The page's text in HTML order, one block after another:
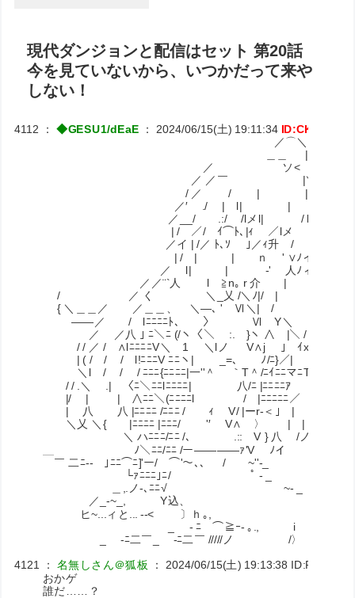
現代ダンジョンと配信はセット 第20話
今を見ていないから、いつかだって来や
しない！
4112 ：◆GESU1/dEaE ： 2024/06/15(土) 19:11:34 ID:CKuxpFn4
／⌒＼ ､
＿＿ | 〉
／ ソ<
／ ／￣ |＼
/ ／ / | | ＼
／′ ./ | l| | ＼
／__/ .:/ /lメl| / l |
￣| / ／/ ｲ⌒ﾄ､|ｨ ／lメ |
／イ | /／ ﾄ､ｿ ｣／ｨ升 / /
| / | | ｎ ' ∨ﾉ
／ l| | ゝ‐' 人ﾉィ
／／¨`人 l ≧n｡ r 介 | _rィ
/ ／ く ＼_乂 /＼ﾉ|/ | r( {
{ ＼＿＿／ ／＿＿、 ＼―､ ' Ⅵ＼| / ﾄ乂二
――／ / lﾆﾆﾆﾆﾄ､ 〉 Ⅵ Y＼ ／
／ ／八 ｣ ﾆ＼ﾆ (/ヽ〈＼ :. }ヽ ∧ |＼ / /xr┴ ｲ
/ / ／ / ∧lﾆﾆﾆﾆV＼ 1 ＼lノ V∧j ｣ ｲxζ ア′
| ( / / / l!ﾆﾆﾆV ﾆﾆヽ| _=､ ﾉ/ﾆ}／| 〈xx_丁
＼l / / / ﾆﾆﾆ{ﾆﾆﾆﾆ|一''＾ ｀T＾/ﾆｲﾆﾆマﾆT
/ / .＼ .| 〈ﾆ＼ﾆﾆlﾆﾆﾆﾆ| 八/ﾆ |ﾆﾆﾆﾆｱ
|/ | | ∧ﾆﾆ＼(ﾆﾆﾆﾆl / |ﾆﾆﾆﾆﾆ／
| 八 八 |ﾆﾆﾆﾆ /ﾆﾆﾆ / ｨ V/ |ーr‐＜｣ |
＼乂 ＼{ |ﾆﾆﾆﾆ |ﾆﾆﾆ/ '′ V∧ 〉 | |
＼ ハﾆﾆﾆ/ﾆﾆ /､ .:: V } 八 /ノ
＿ ﾉ＼ﾆﾆ/ﾆﾆ /ー――――ｧ'V ﾉイ
￣ 二ﾆ‐- ｣ﾆﾆ⌒ﾆ]'ー/￣⌒'～､、 / ~''-_
└ｧﾆﾆﾆ｣ﾆ/ ﾟ - _ `'マ
＿,.ノ-､ﾆﾆ√ ~- _ ＼￣⌒
／_-~_, Y込、 ＼ ＼
ヒ~...ィと... -‐< 〕ｈ｡,
_ - ﾆ￣⌒≧ｰ- ｡., i }
_ -ﾆ二￣_ -ﾆ二￣ /////ノ /〉 √/
4121 ：名無しさん＠狐板 ：2024/06/15(土) 19:13:38
おかゲ
誰だ……？